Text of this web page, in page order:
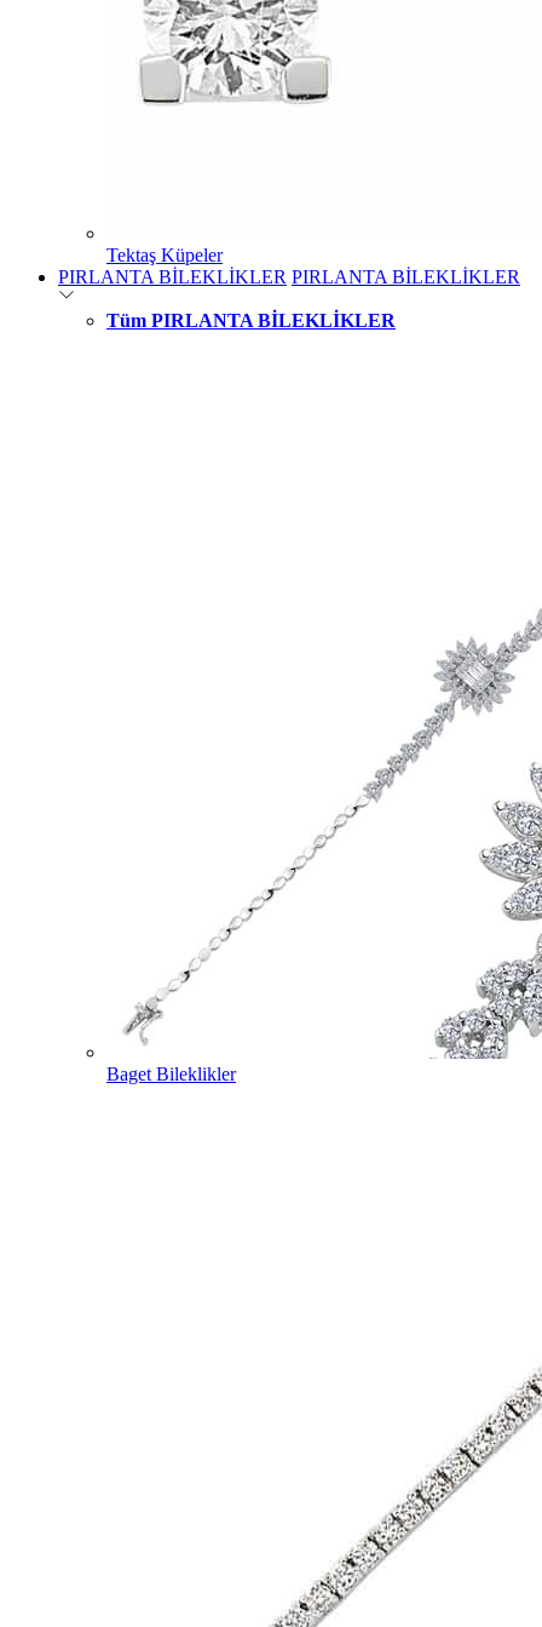
Tektaş Küpeler
PIRLANTA BİLEKLİKLER PIRLANTA BİLEKLİKLER
Tüm PIRLANTA BİLEKLİKLER
Baget Bileklikler